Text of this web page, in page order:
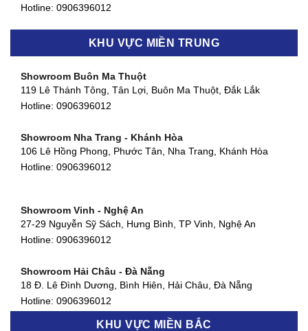
Hotline: 0906396012
Showroom Biên Hòa - Đồng Nai
Showroom Thuận An - Bình Dương
Showroom Quận 11 - TP. HCM
Showroom Quận 4 - TP. HCM
127 Khánh Hội, Phường 3, Quận 4,TP. HCM
Showroom Quận 7 - TP. HCM
877 Huỳnh Tấn Phát, Phú Thuận, Quận 7, TP HCM
Hotline:0906396012
KHU VỰC MIỀN TRUNG
Showroom Buôn Ma Thuột
119 Lê Thánh Tông, Tân Lợi, Buôn Ma Thuột, Đắk Lắk
Hotline: 0906396012
Showroom Nha Trang - Khánh Hòa
106 Lê Hồng Phong, Phước Tân, Nha Trang, Khánh Hòa
Hotline: 0906396012
Showroom Vinh - Nghệ An
27-29 Nguyễn Sỹ Sách, Hưng Bình, TP Vinh, Nghệ An
Hotline: 0906396012
Showroom Hải Châu - Đà Nẵng
18 Đ. Lê Đình Dương, Bình Hiên, Hải Châu, Đà Nẵng
Hotline: 0906396012
KHU VỰC MIỀN BẮC